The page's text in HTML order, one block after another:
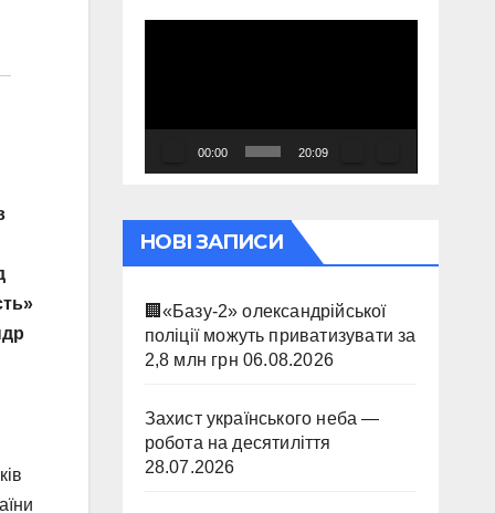
00:00 20:09
НОВІ ЗАПИСИ
🏢«Базу-2» олександрійської
поліції можуть приватизувати за
2,8 млн грн 06.08.2026
Захист українського неба —
робота на десятиліття
28.07.2026